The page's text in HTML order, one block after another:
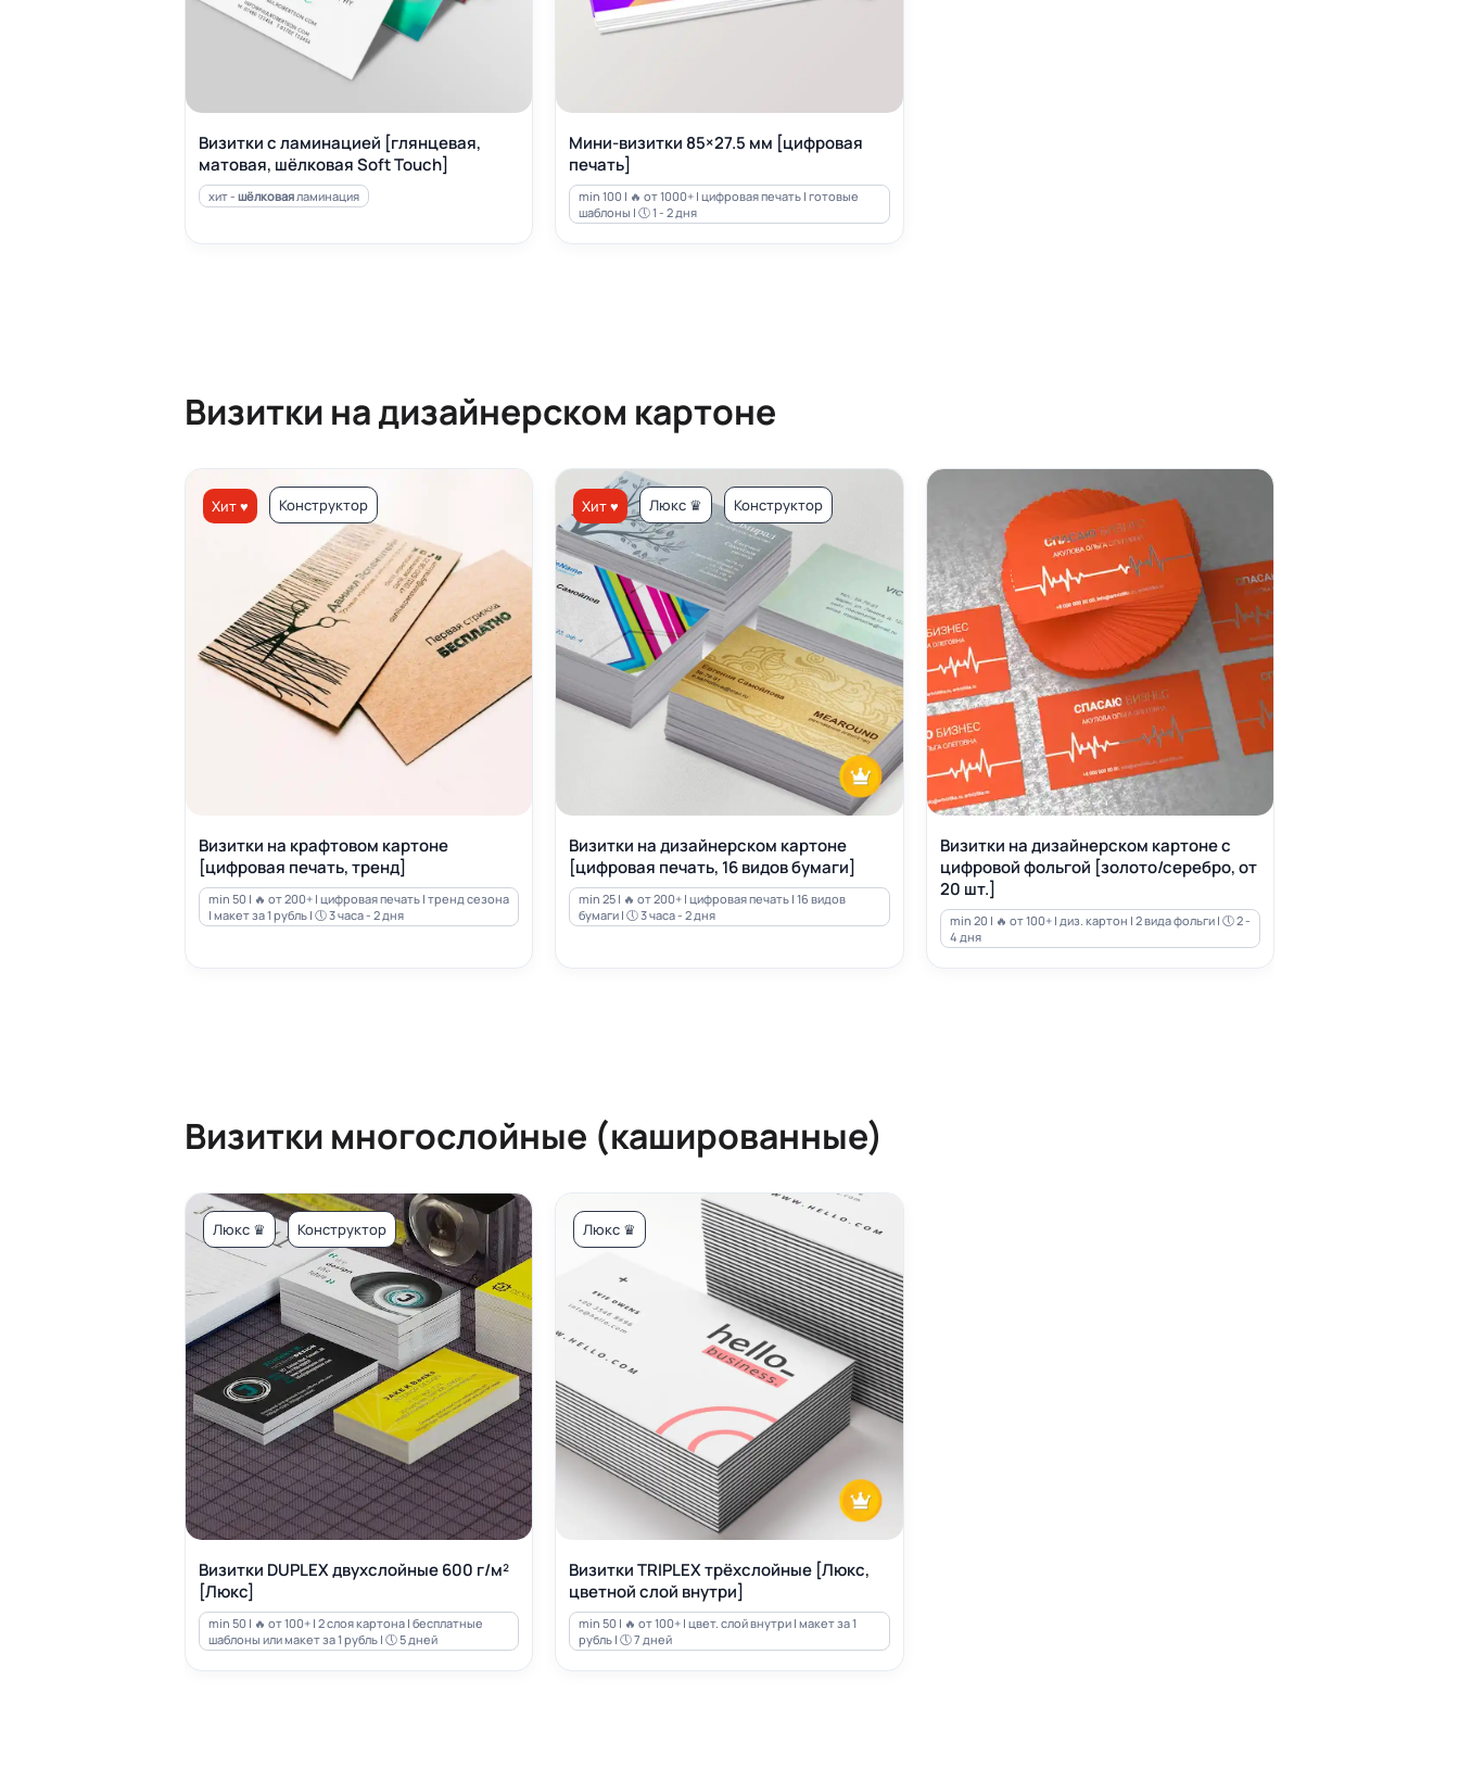
Визитки с ламинацией [глянцевая,
матовая, шёлковая Soft Touch]
хит - шёлковая ламинация
Мини-визитки 85×27.5 мм [цифровая
печать]
min 100 | 🔥 от 1000+ | цифровая печать | готовые
шаблоны | 🕔 1 - 2 дня
Визитки на дизайнерском картоне
Хит ♥ Конструктор
Визитки на крафтовом картоне
[цифровая печать, тренд]
min 50 | 🔥 от 200+ | цифровая печать | тренд сезона
| макет за 1 рубль | 🕔 3 часа - 2 дня
Хит ♥ Люкс ♛ Конструктор
Визитки на дизайнерском картоне
[цифровая печать, 16 видов бумаги]
min 25 | 🔥 от 200+ | цифровая печать | 16 видов
бумаги | 🕔 3 часа - 2 дня
Визитки на дизайнерском картоне с
цифровой фольгой [золото/серебро, от
20 шт.]
min 20 | 🔥 от 100+ | диз. картон | 2 вида фольги | 🕔 2 -
4 дня
Визитки многослойные (кашированные)
Люкс ♛ Конструктор
Визитки DUPLEX двухслойные 600 г/м²
[Люкс]
min 50 | 🔥 от 100+ | 2 слоя картона | бесплатные
шаблоны или макет за 1 рубль | 🕔 5 дней
Люкс ♛
Визитки TRIPLEX трёхслойные [Люкс,
цветной слой внутри]
min 50 | 🔥 от 100+ | цвет. слой внутри | макет за 1
рубль | 🕔 7 дней